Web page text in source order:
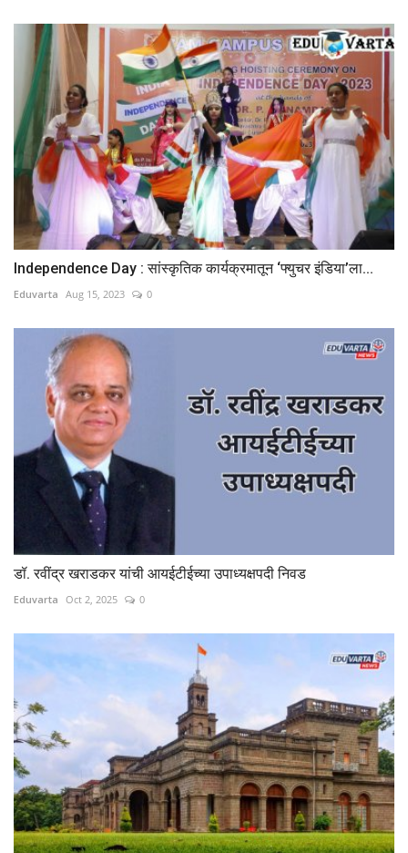
Independence Day : सांस्कृतिक कार्यक्रमातून ‘फ्युचर इंडिया’ला...
Eduvarta Aug 15, 2023 0
डॉ. रवींद्र खराडकर यांची आयईटीईच्या उपाध्यक्षपदी निवड
Eduvarta Oct 2, 2025 0